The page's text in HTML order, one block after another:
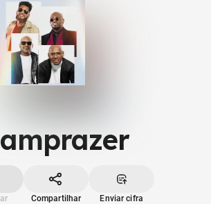
Compartilhar Enviar cifra